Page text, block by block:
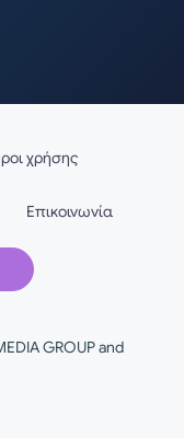
GROUP and
χρήσης
Επικοινωνία